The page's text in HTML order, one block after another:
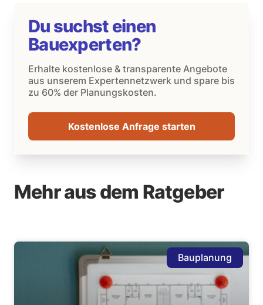
Du suchst einen
Bauexperten?
Erhalte kostenlose & transparente Angebote
aus unserem Expertennetzwerk und spare bis
zu 60% der Planungskosten.
Kostenlose Anfrage starten
Mehr aus dem Ratgeber
Bauplanung